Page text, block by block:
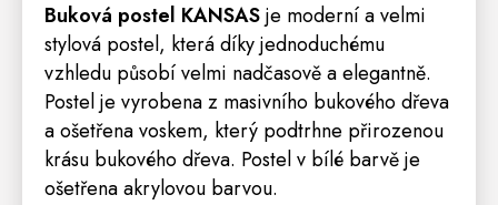
Buková postel KANSASje moderní a velmi
stylová postel, která díky jednoduchému
vzhledu působí velmi nadčasově a elegantně.
Postel je vyrobena z masivního bukového dřeva
a ošetřena voskem, který podtrhne přirozenou
krásu bukového dřeva. Postel v bílé barvě je
ošetřena akrylovou barvou.